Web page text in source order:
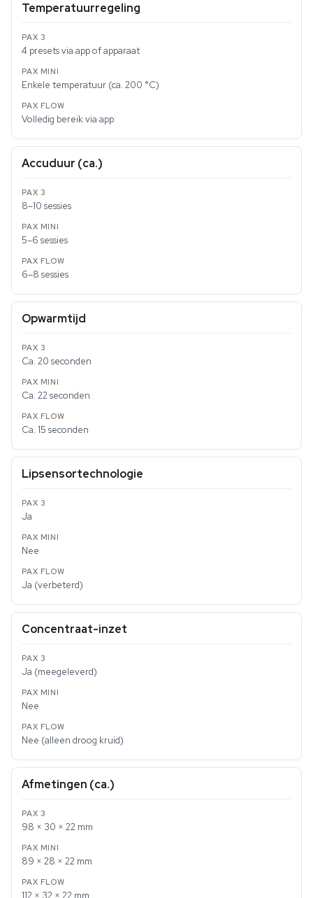
Temperatuurregeling
4 presets via app of apparaat
Enkele temperatuur (ca. 200 °C)
Volledig bereik via app
Accuduur (ca.)
8–10 sessies
5–6 sessies
6–8 sessies
Opwarmtijd
Ca. 20 seconden
Ca. 22 seconden
Ca. 15 seconden
Lipsensortechnologie
Ja
Nee
Ja (verbeterd)
Concentraat-inzet
Ja (meegeleverd)
Nee
Nee (alleen droog kruid)
Afmetingen (ca.)
98 × 30 × 22 mm
89 × 28 × 22 mm
112 × 32 × 22 mm